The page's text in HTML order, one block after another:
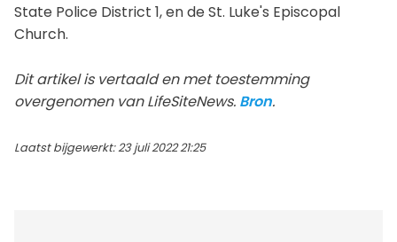
State Police District 1, en de St. Luke's Episcopal
Church.
Dit artikel is vertaald en met toestemming
overgenomen van LifeSiteNews. Bron.
Laatst bijgewerkt: 23 juli 2022 21:25